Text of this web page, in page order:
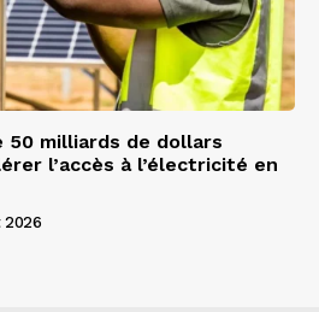
50 milliards de dollars
l’accès à l’électricité en
2026